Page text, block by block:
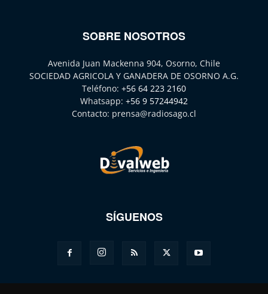
SOBRE NOSOTROS
Avenida Juan Mackenna 904, Osorno, Chile
SOCIEDAD AGRICOLA Y GANADERA DE OSORNO A.G.
Teléfono: +56 64 223 2160
Whatsapp: +56 9 57244942
Contacto: prensa@radiosago.cl
SÍGUENOS